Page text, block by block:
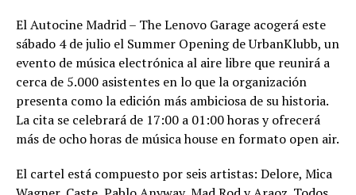
El Autocine Madrid – The Lenovo Garage acogerá este
sábado 4 de julio el Summer Opening de UrbanKlubb, un
evento de música electrónica al aire libre que reunirá a
cerca de 5.000 asistentes en lo que la organización
presenta como la edición más ambiciosa de su historia.
La cita se celebrará de 17:00 a 01:00 horas y ofrecerá
más de ocho horas de música house en formato open air.
El cartel está compuesto por seis artistas: Delore, Mica